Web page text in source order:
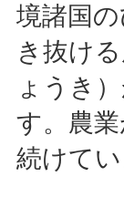
境諸国
き抜け
ょうき
す。農
続けてい